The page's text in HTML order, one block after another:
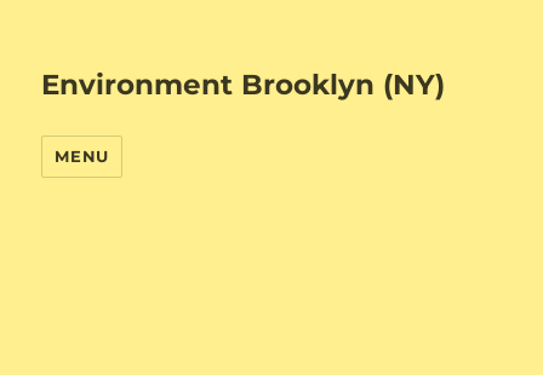
Environment Brooklyn (NY)
MENU